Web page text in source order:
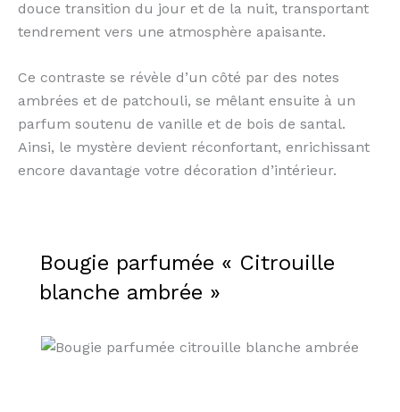
douce transition du jour et de la nuit, transportant
tendrement vers une atmosphère apaisante.
Ce contraste se révèle d’un côté par des notes
ambrées et de patchouli, se mêlant ensuite à un
parfum soutenu de vanille et de bois de santal.
Ainsi, le mystère devient réconfortant, enrichissant
encore davantage votre décoration d’intérieur.
Bougie parfumée « Citrouille
blanche ambrée »